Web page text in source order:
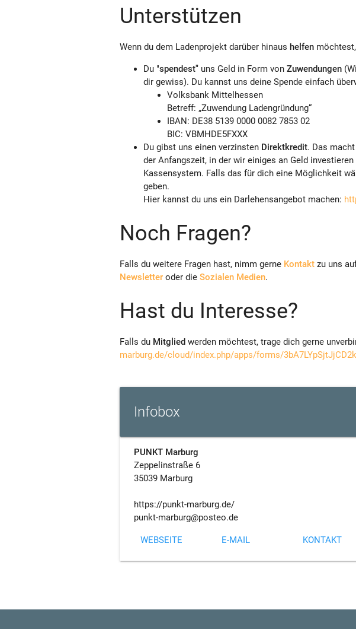
Unterstützen
Wenn du dem Ladenprojekt darüber hinaus helfenmöchtest,
Du "spendest"uns Geld in Form von Zuwendungen
dir gewiss). Du kannst uns deine Spende einfach
Volksbank Mittelhessen
Betreff: „Zuwendung Ladengründung“
IBAN: DE38 5139 0000 0082 7853 02
BIC: VBMHDE5FXXX
Du gibst uns einen verzinsten Direktkredit. Das
der Anfangszeit, in der wir einiges an Geld
Kassensystem. Falls das für dich eine Möglichkeit
geben.
Hier kannst du uns ein Darlehensangebot machen:
Noch Fragen?
Falls du weitere Fragen hast, nimm gerne Kontaktzu uns
Newsletteroder die Sozialen Medien.
Hast du Interesse?
Falls du Mitgliedwerden möchtest, trage dich gerne
marburg.de/cloud/index.php/apps/forms/3bA7LYpSjtJjCD2k
Infobox
PUNKT Marburg
Zeppelinstraße 6
35039 Marburg
https://punkt-marburg.de/
punkt-marburg@posteo.de
WEBSEITE E-MAIL KONTAKT